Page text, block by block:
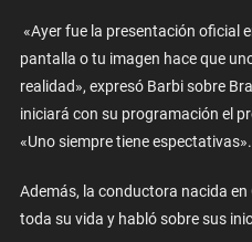
«Ayer fue la presentación oficial
pantalla o tu imagen hace que
realidad», expresó Barbi sobre
iniciará con su programación el
«Uno siempre tiene espectativas».
Además, la conductora nacida
toda su vida y habló sobre sus